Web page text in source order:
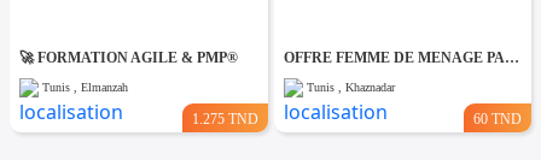
🚀 FORMATION AGILE & PMP®
Tunis , Elmanzah
1.275 TND
OFFRE FEMME DE MENAGE PAR JOUR A khaznadar
Tunis , Khaznadar
60 TND